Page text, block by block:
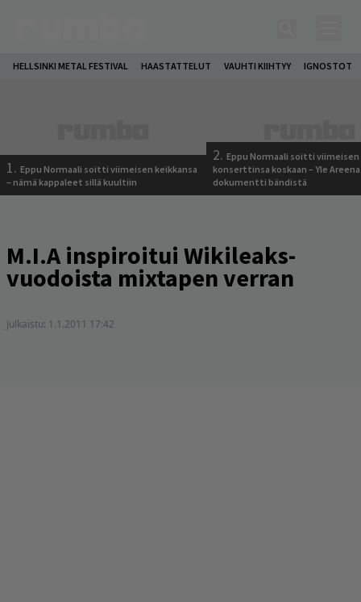
HELLSINKI METAL FESTIVAL HAASTATTELUT VAUHTI KIIHTYY IGNOSTOT
1. Eppu Normaali soitti viimeisen keikkansa
– nämä kappaleet sillä kuultiin
2. Eppu Normaali soitti viimeisen
konserttinsa koskaan – Yle
dokumentti bändistä
M.I.A inspiroitui Wikileaks-
vuodoista mixtapen verran
Julkaistu: 1.1.2011 17:42